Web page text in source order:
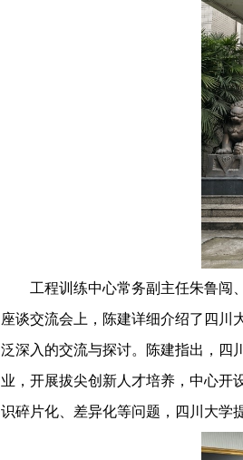
工程训练中心常务副主任朱鲁闯
座谈交流会上，陈建详细介绍了四川
泛深入的交流与探讨。陈建指出，四
业，开展拔尖创新人才培养，中心开
识碎片化、差异化等问题，四川大学